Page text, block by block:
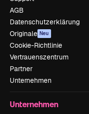
AGB
Datenschutzerklärung
Originale Neu
Cookie-Richtlinie
Vertrauenszentrum
Partner
Unternehmen
Unternehmen